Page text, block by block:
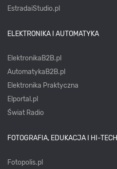
EstradaiStudio.pl
ELEKTRONIKA I AUTOMATYKA
ElektronikaB2B.pl
AutomatykaB2B.pl
Elektronika Praktyczna
Elportal.pl
Świat Radio
FOTOGRAFIA, EDUKACJA I HI-TECH
Fotopolis.pl